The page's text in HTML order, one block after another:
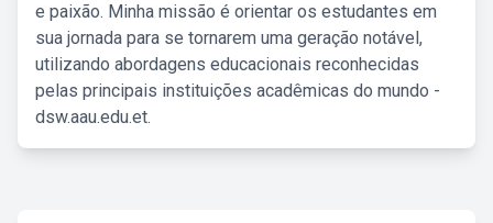
e paixão. Minha missão é orientar os estudantes em
sua jornada para se tornarem uma geração notável,
utilizando abordagens educacionais reconhecidas
pelas principais instituições acadêmicas do mundo -
dsw.aau.edu.et.